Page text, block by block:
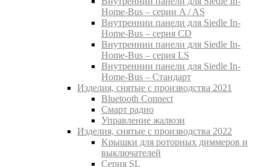
Home-Bus – серии A / AS
Внутреннии панели для Siedle In-
Home-Bus – серия CD
Внутреннии панели для Siedle In-
Home-Bus – серия LS
Внутреннии панели для Siedle In-
Home-Bus – Стандарт
Изделия, снятые с производства 2021
Bluetooth Connect
Смарт радио
Управление жалюзи
Изделия, снятые с производства 2022
Kрышки для роторных диммеров и
выключателей
Серия SL